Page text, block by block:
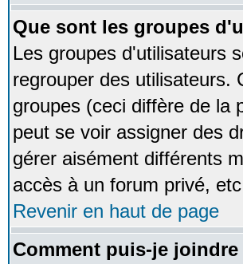
Que sont les groupes
Les groupes d'utilisateurs
regrouper des utilisateurs.
groupes (ceci diffère de la
peut se voir assigner des
gérer aisément différents
accès à un forum privé,
Revenir en haut de page
Comment puis-je